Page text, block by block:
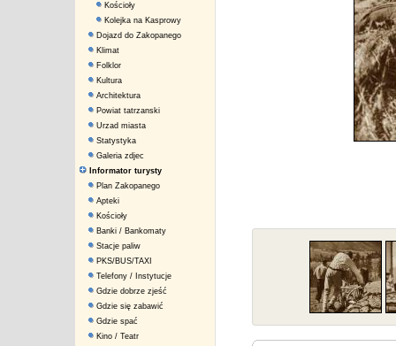
Kościoły
Kolejka na Kasprowy
Dojazd do Zakopanego
Klimat
Folklor
Kultura
Architektura
Powiat tatrzanski
Urzad miasta
Statystyka
Galeria zdjec
Informator turysty
Plan Zakopanego
Apteki
Kościoły
Banki / Bankomaty
Stacje paliw
PKS/BUS/TAXI
Telefony / Instytucje
Gdzie dobrze zjeść
Gdzie się zabawić
Gdzie spać
Kino / Teatr